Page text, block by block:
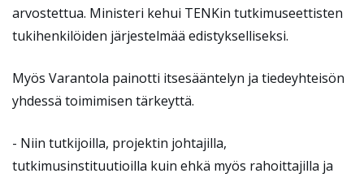
arvostettua. Ministeri kehui TENKin tutkimuseettisten
tukihenkilöiden järjestelmää edistykselliseksi.
Myös Varantola painotti itsesääntelyn ja tiedeyhteisön
yhdessä toimimisen tärkeyttä.
- Niin tutkijoilla, projektin johtajilla,
tutkimusinstituutioilla kuin ehkä myös rahoittajilla ja